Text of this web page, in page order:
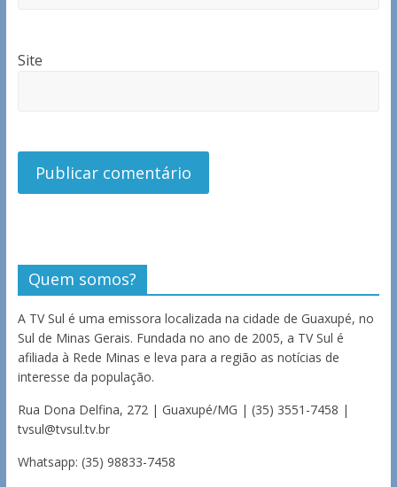
Site
Quem somos?
A TV Sul é uma emissora localizada na cidade de Guaxupé, no
Sul de Minas Gerais. Fundada no ano de 2005, a TV Sul é
afiliada à Rede Minas e leva para a região as notícias de
interesse da população.
Rua Dona Delfina, 272 | Guaxupé/MG | (35) 3551-7458 |
tvsul@tvsul.tv.br
Whatsapp: (35) 98833-7458